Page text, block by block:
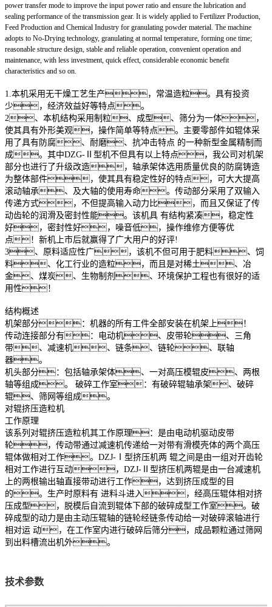
power transfer mode to improve the input power ratio and ensure the lubrication and
sealing performance of the transmission gear. It is widely applied to Fertilizer Production,
Feed Production and Chemical Industry for granulating powder material. The machine
adopts to No-Drying technology, granulating at normal temperature, forming one time;
reasonable structure design, stable and reliable operation, convenient operation and
maintenance, with less investment, quick effect, considerable economic benefit
characteristics and so on.
1.本机采用无干燥工艺生产，常温造粒。具有投资
少，经济效益好等特点。
2、本机结构采用制粒、成型、筛分为一体，
使其具有外形美观，操作简单等特点。主要零部件如辊体采
用了具有防腐、耐磨、抗冲击特点 的一种新型金属精制而
成。其中DZG-Ⅱ型机不但具有以上特点，我公司对机架
部分也进行了升级改造，轴承架体选用质量优良的防腐铸造
为整体部件，使其具有稳定性好的特点，可大大提高
滚动轴承、及大轴的使用寿命。传动部分采用了双输入
传递方式，不但提高输入动力比，而且又保证了传
动齿轮的润滑及密封性能。该机具 有结构紧凑，稳定性
好，密封性好，噪音低，操作维修方便等优
点！新机上市后就赢得了广大用户的好评!
3、原料适应性广，该机不但可用于肥料、饲
料、化工行业的造粒，而且是对稀土、冶
金、煤炭、生物制剂、环境保护工程也有很好的适
用性！
结构概述
机架部分：机器的所有工件全部安装在机架上！
传动连接部分有：电动机、皮带轮、三角
带、减速机、链条、链轮、联轴
器。
机头部分：包括轴承架体、一对高压模辊皮、两根
轴等组成。 破碎工作室：有破碎辊轴承架、破碎
辊、筛网等组成。
对辊挤压造粒机
工作原理
该系列对辊挤压造粒机其工作原理：是由电动机驱动皮带
轮，传动带通过减速机传递给一对带有滑模壳体的两个高压
辊体做相对工作。DZJ-Ⅰ型挤压机两 辊之间是由一组对开齿轮
相对工作进行互动，DZJ-Ⅱ型挤压机两辊是由一台减速机
上的两根输出轴直接带动进行工作，达到挤压成型的目
的。生产时原料有 进料斗进入，经高压辊体相对挤
压成型，脱模后自流到辊体下部的破碎成型工作室。破
碎成型的动力是由主动压辊轴的链轮经链条传动给一对破碎滚轴进行
相对运 动，在工作室内进行破碎后筛分，成品颗粒通过筛网
到出料槽流出机外。
技术参数